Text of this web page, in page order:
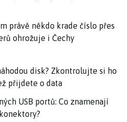
právě někdo krade číslo přes
ohrožuje i Čechy
disk? Zkontrolujte si ho
přijdete o data
USB portů: Co znamenají